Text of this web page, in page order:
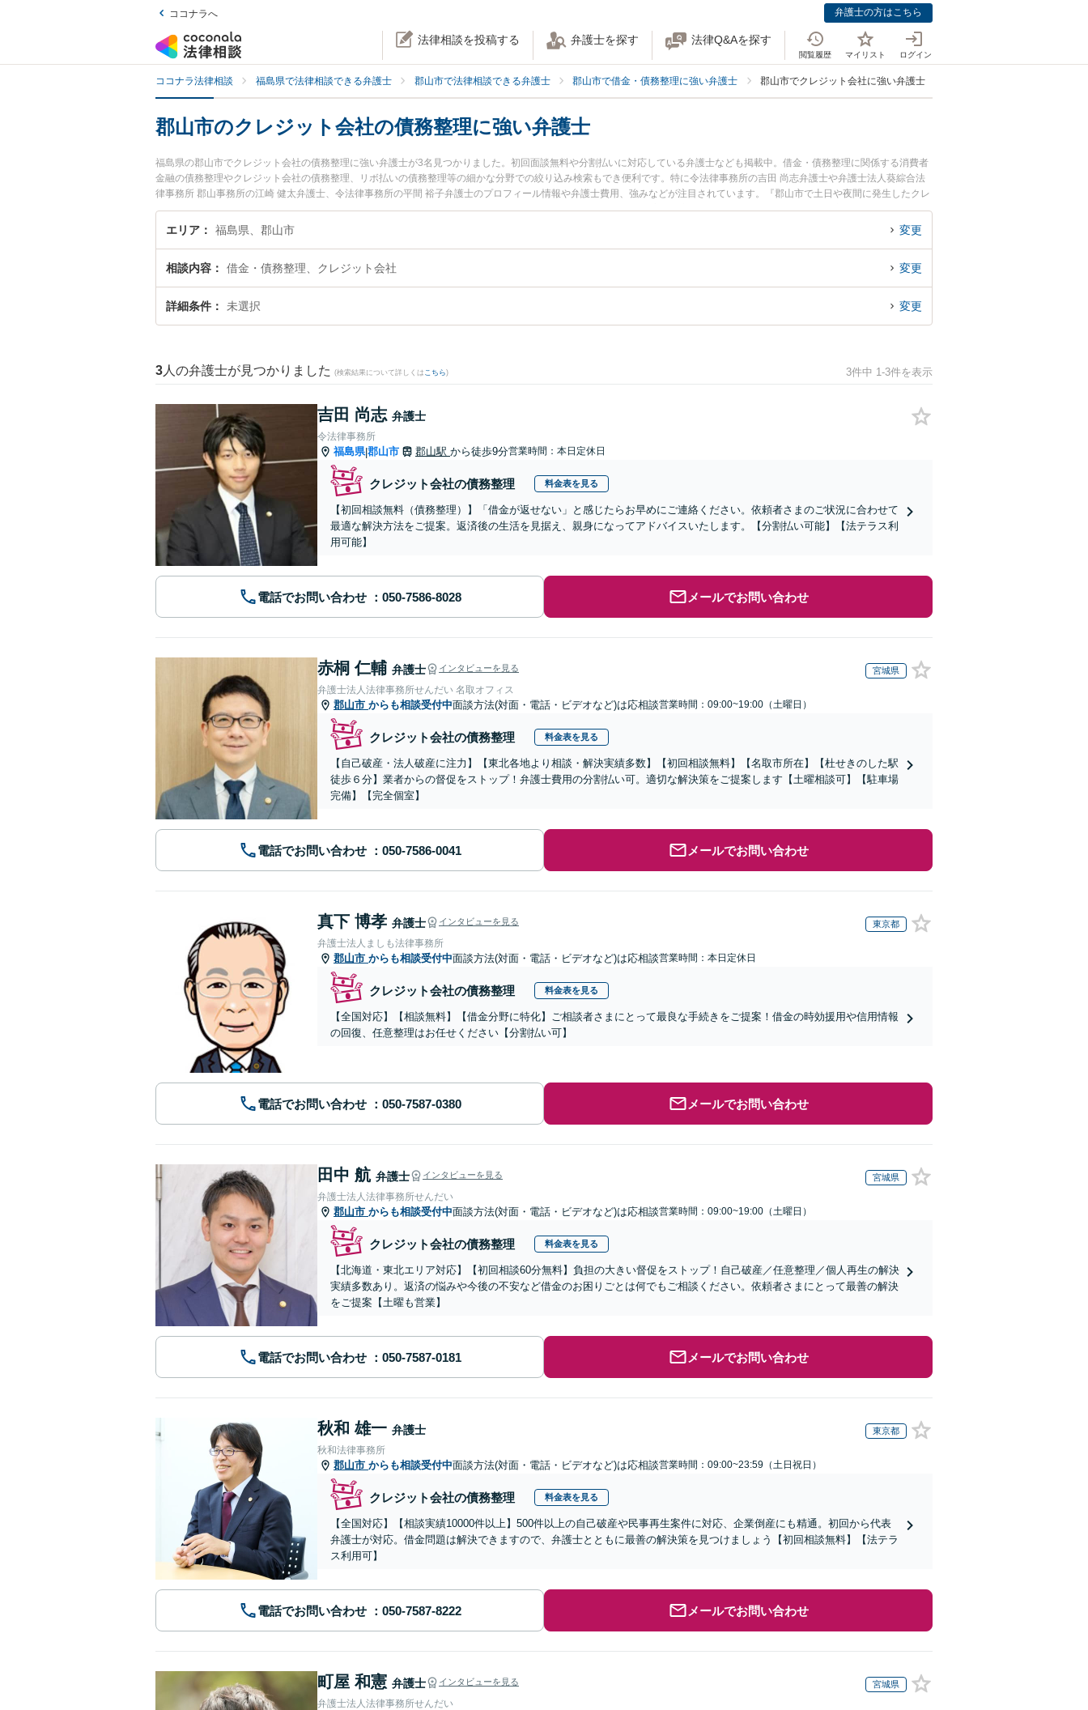
ココナラへ 弁護士の方はこちら
法律相談を投稿する 弁護士を探す 法律Q&Aを探す
閲覧履歴 マイリスト ログイン
ココナラ法律相談 福島県で法律相談できる弁護士 郡山市で法律相談できる弁護士 郡山市で借金・債務整理に強い弁護士 郡山市でクレジット会社に強い弁護士
郡山市のクレジット会社の債務整理に強い弁護士
福島県の郡山市でクレジット会社の債務整理に強い弁護士が3名見つかりました。初回面談無料や分割払いに対応している弁護士なども掲載中。借金・債務整理に関係する消費者
金融の債務整理やクレジット会社の債務整理、リボ払いの債務整理等の細かな分野での絞り込み検索もでき便利です。特に令法律事務所の吉田 尚志弁護士や弁護士法人葵綜合法
律事務所 郡山事務所の江崎 健太弁護士、令法律事務所の平間 裕子弁護士のプロフィール情報や弁護士費用、強みなどが注目されています。『郡山市で土日や夜間に発生したクレ
ジット会社の債務整理のトラブルを今すぐに弁護士に相談したい』『クレジット会社の債務整理のトラブル解決の実績豊富な近くの弁護士を検索したい』『初回相談無料でクレジ
ット会社の債務整理を法律相談できる郡山市内の弁護士に相談予約したい』などでお困りの相談者さんにおすすめです。
エリア 福島県、郡山市 変更
相談内容 借金・債務整理、クレジット会社 変更
詳細条件 未選択 変更
3 人の弁護士が見つかりました (検索結果について詳しくは こちら) 3件中 1-3件を表示
吉田 尚志 弁護士
令法律事務所
福島県|郡山市 郡山駅 から徒歩9分営業時間：本日定休日
クレジット会社の債務整理 料金表を見る
【初回相談無料（債務整理）】「借金が返せない」と感じたらお早めにご連絡ください。依頼者さまのご状況に合わせて
最適な解決方法をご提案。返済後の生活を見据え、親身になってアドバイスいたします。【分割払い可能】【法テラス利
用可能】
電話でお問い合わせ メールでお問い合わせ
赤桐 仁輔 弁護士 インタビューを見る 宮城県
弁護士法人法律事務所せんだい 名取オフィス
郡山市 からも相談受付中面談方法(対面・電話・ビデオなど)は応相談営業時間：09:00~19:00（土曜日）
クレジット会社の債務整理 料金表を見る
【自己破産・法人破産に注力】【東北各地より相談・解決実績多数】【初回相談無料】【名取市所在】【杜せきのした駅
徒歩６分】業者からの督促をストップ！弁護士費用の分割払い可。適切な解決策をご提案します【土曜相談可】【駐車場
完備】【完全個室】
電話でお問い合わせ メールでお問い合わせ
真下 博孝 弁護士 インタビューを見る 東京都
弁護士法人ましも法律事務所
郡山市 からも相談受付中面談方法(対面・電話・ビデオなど)は応相談営業時間：本日定休日
クレジット会社の債務整理 料金表を見る
【全国対応】【相談無料】【借金分野に特化】ご相談者さまにとって最良な手続きをご提案！借金の時効援用や信用情報
の回復、任意整理はお任せください【分割払い可】
電話でお問い合わせ メールでお問い合わせ
田中 航 弁護士 インタビューを見る 宮城県
弁護士法人法律事務所せんだい
郡山市 からも相談受付中面談方法(対面・電話・ビデオなど)は応相談営業時間：09:00~19:00（土曜日）
クレジット会社の債務整理 料金表を見る
【北海道・東北エリア対応】【初回相談60分無料】負担の大きい督促をストップ！自己破産／任意整理／個人再生の解決
実績多数あり。返済の悩みや今後の不安など借金のお困りごとは何でもご相談ください。依頼者さまにとって最善の解決
をご提案【土曜も営業】
電話でお問い合わせ メールでお問い合わせ
秋和 雄一 弁護士 東京都
秋和法律事務所
郡山市 からも相談受付中面談方法(対面・電話・ビデオなど)は応相談営業時間：09:00~23:59（土日祝日）
クレジット会社の債務整理 料金表を見る
【全国対応】【相談実績10000件以上】500件以上の自己破産や民事再生案件に対応、企業倒産にも精通。初回から代表
弁護士が対応。借金問題は解決できますので、弁護士とともに最善の解決策を見つけましょう【初回相談無料】【法テラ
ス利用可】
電話でお問い合わせ メールでお問い合わせ
町屋 和憲 弁護士 インタビューを見る 宮城県
弁護士法人法律事務所せんだい